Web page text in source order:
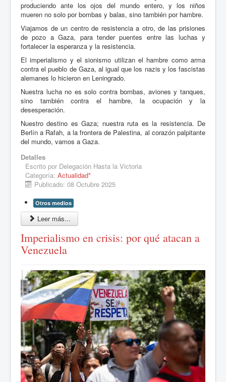
produciendo ante los ojos del mundo entero, y los niños
mueren no solo por bombas y balas, sino también por hambre.
Viajamos de un centro de resistencia a otro, de las prisiones
de pozo a Gaza, para tender puentes entre las luchas y
fortalecer la esperanza y la resistencia.
El imperialismo y el sionismo utilizan el hambre como arma
contra el pueblo de Gaza, al igual que los nazis y los fascistas
alemanes lo hicieron en Leningrado.
Nuestra lucha no es solo contra bombas, aviones y tanques,
sino también contra el hambre, la ocupación y la
desesperación.
Nuestro destino es Gaza; nuestra ruta es la resistencia. De
Berlín a Rafah, a la frontera de Palestina, al corazón palpitante
del mundo, vamos a Gaza.
Detalles
Escrito por Delegación Hasta la Victoria
Categoría: Actualidad*
Publicado: 08 Octubre 2025
Otros medios
Leer más...
Imperialismo en crisis: por qué atacan a
Venezuela